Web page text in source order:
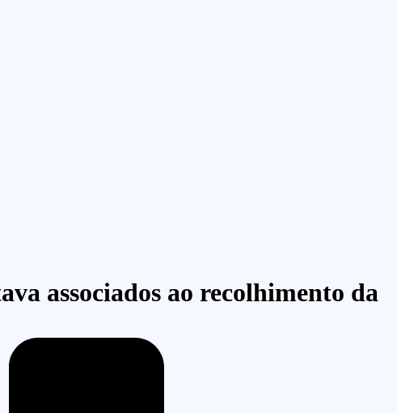
associados ao recolhimento da